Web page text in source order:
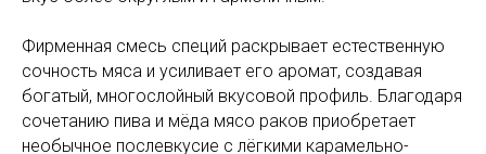
Фирменная смесь специй раскрывает естественную
сочность мяса и усиливает его аромат, создавая
богатый, многослойный вкусовой профиль. Благодаря
сочетанию пива и мёда мясо раков приобретает
необычное послевкусие с лёгкими карамельно-